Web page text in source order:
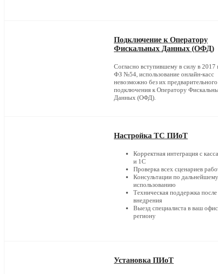
Подключение к Оператору
Фискальных Данных (ОФД)
Согласно вступившему в силу в 2017
ФЗ №54, использование онлайн-касс
невозможно без их предварительного
подключения к Оператору
Данных (ОФД).
Настройка ТС ПИоТ
Корректная интеграция с
и 1С
Проверка всех сценариев
Консультации по дальнейшему
использованию
Техническая поддержка после
внедрения
Выезд специалиста в ваш
региону
Установка ПИоТ